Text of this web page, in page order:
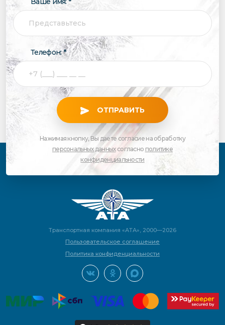
Телефон: *
ОТПРАВИТЬ
Нажимая кнопку, Вы даете согласие на обработку
персональных данныхсогласно политике
конфиденциальности
Транспортная компания «АТА», 2000—2026
Пользовательское соглашение
Политика конфиденциальности